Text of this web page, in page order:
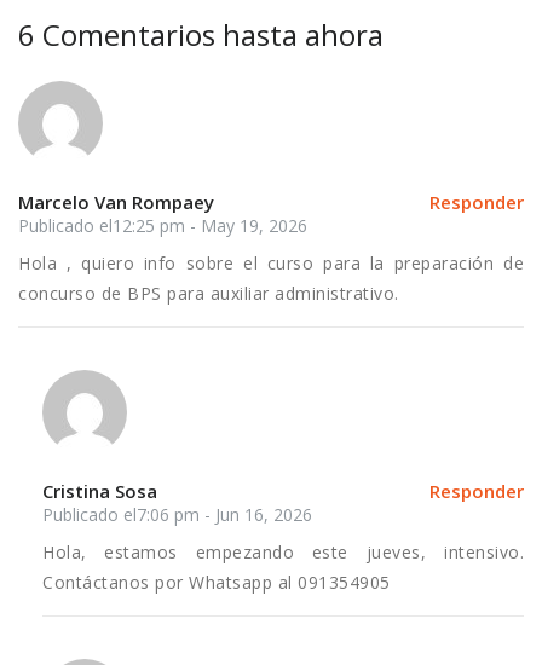
6 Comentarios hasta ahora
Responder
Marcelo Van Rompaey
Publicado el12:25 pm - May 19, 2026
Hola , quiero info sobre el curso para la preparación de
concurso de BPS para auxiliar administrativo.
Responder
Cristina Sosa
Publicado el7:06 pm - Jun 16, 2026
Hola, estamos empezando este jueves, intensivo.
Contáctanos por Whatsapp al 091354905